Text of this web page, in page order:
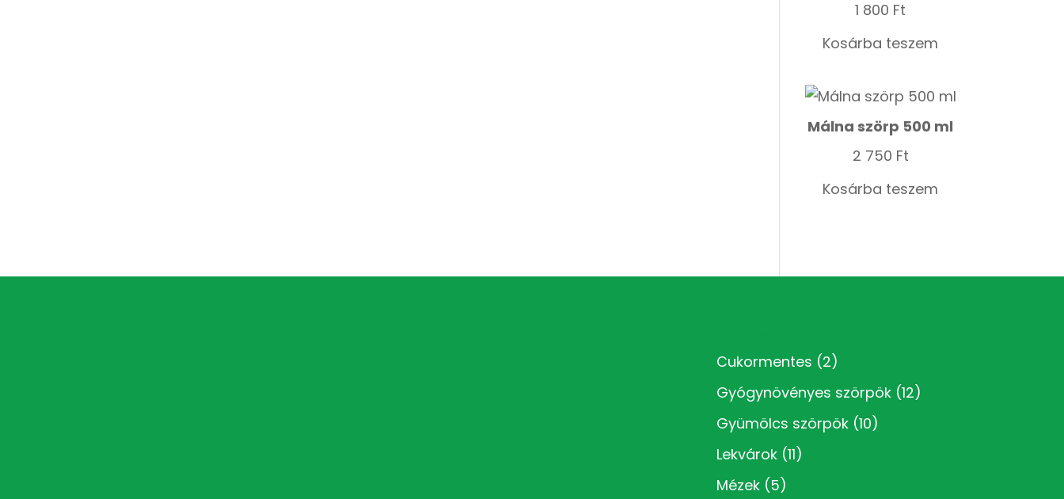
1 800 Ft
Kosárba teszem
Málna szörp 500 ml
2 750 Ft
Kosárba teszem
Cukormentes (2)
Gyógynövényes szörpök (12)
Gyümölcs szörpök (10)
Lekvárok (11)
Mézek (5)